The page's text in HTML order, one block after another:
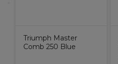
Triumph Master
Comb 250 Blue